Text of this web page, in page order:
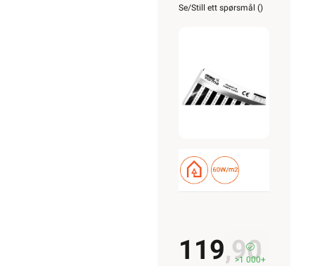
Se/Still ett spørsmål ()
119,90
>1 000+